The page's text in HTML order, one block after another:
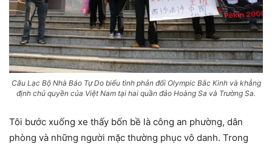
Câu Lạc Bộ Nhà Báo Tự Do biểu tình phản đối Olympic Bắc Kinh và khẳng
định chủ quyền của Việt Nam tại hai quần đảo Hoàng Sa và Trường Sa.
Tôi bước xuống xe thấy bốn bề là công an phường, dân
phòng và những người mặc thường phục vô danh. Trong